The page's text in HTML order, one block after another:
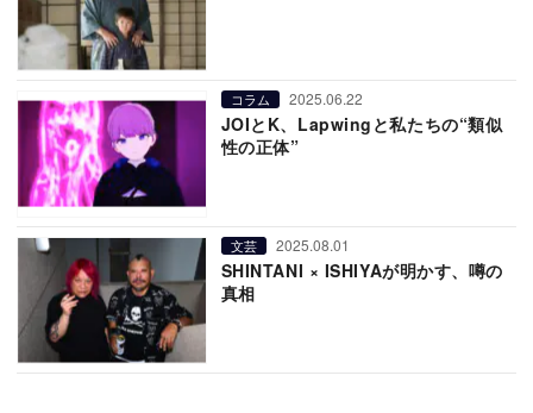
コラム 2025.06.22
JOIとK、Lapwingと私たちの“類似
性の正体”
文芸 2025.08.01
SHINTANI × ISHIYAが明かす、噂の
真相